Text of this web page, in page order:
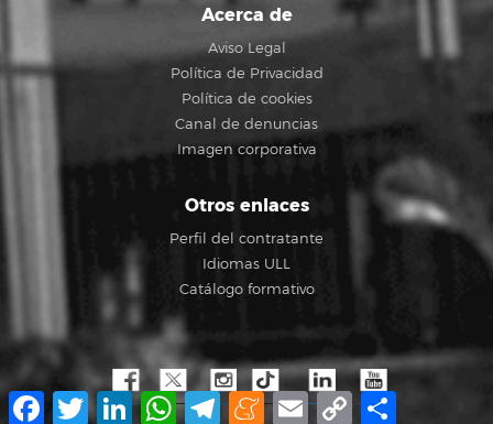
Acerca de
Aviso Legal
Política de Privacidad
Política de cookies
Canal de denuncias
Imagen corporativa
Otros enlaces
Perfil del contratante
Idiomas ULL
Catálogo formativo
Facebook
TwitterLinkedInWhatsApp
TelegramMeneame
Email Copy
Link